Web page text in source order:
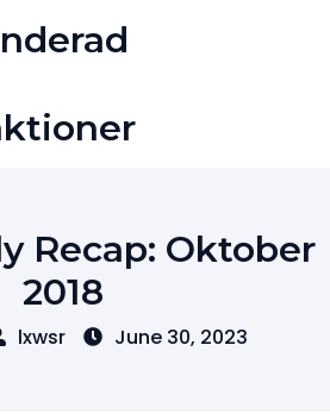
Recap: Oktober
2018
lxwsr June 30, 2023